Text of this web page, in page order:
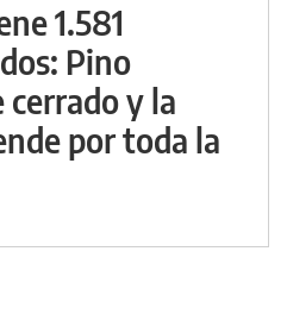
1.581
Pino
cerrado y la
por toda la